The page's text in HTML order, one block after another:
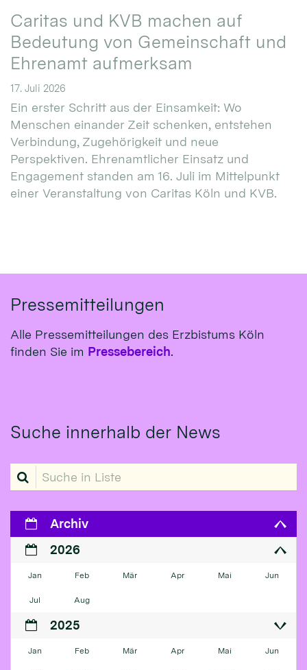
Caritas und KVB machen auf
Bedeutung von Gemeinschaft und
Ehrenamt aufmerksam
17. Juli 2026
Ein erster Schritt aus der Einsamkeit: Wo
Menschen einander Zeit schenken, entstehen
Verbindung, Zugehörigkeit und neue
Perspektiven. Ehrenamtlicher Einsatz und
Engagement standen am 16. Juli im Mittelpunkt
einer Veranstaltung von Caritas Köln und KVB.
Pressemitteilungen
Alle Pressemitteilungen des Erzbistums Köln
finden Sie im Pressebereich.
Suche innerhalb der News
Suche in Liste
Archiv
2026
Jan Feb Mär Apr Mai Jun
Jul Aug
2025
Jan Feb Mär Apr Mai Jun